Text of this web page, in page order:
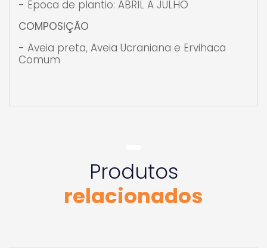
- Época de plantio: ABRIL A JULHO
COMPOSIÇÃO
- Aveia preta, Aveia Ucraniana e Ervihaca
Comum
Produtos
relacionados